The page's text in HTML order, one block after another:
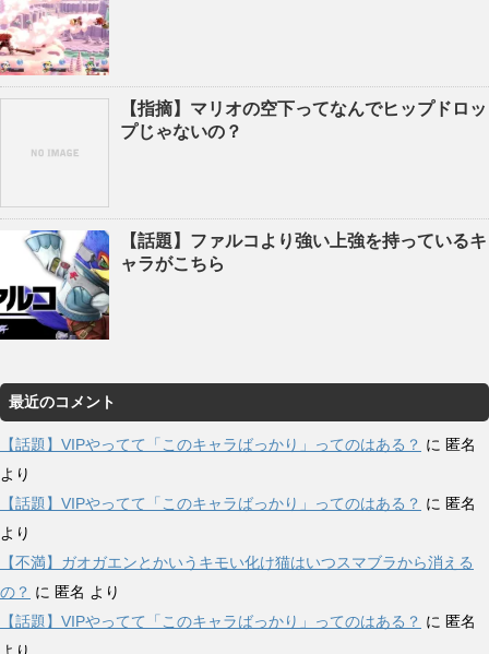
【指摘】マリオの空下ってなんでヒップドロッ
プじゃないの？
【話題】ファルコより強い上強を持っているキ
ャラがこちら
最近のコメント
【話題】VIPやってて「このキャラばっかり」ってのはある？ に 匿名
より
【話題】VIPやってて「このキャラばっかり」ってのはある？ に 匿名
より
【不満】ガオガエンとかいうキモい化け猫はいつスマブラから消える
の？ に 匿名 より
【話題】VIPやってて「このキャラばっかり」ってのはある？ に 匿名